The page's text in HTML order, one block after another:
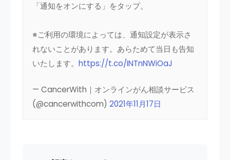
「通知をオンにする」をタップ。
※ご利用の環境によっては、通知設定が表示さ
れないことがあります。あらためて当日も告知
いたします。https://t.co/INTnNWiOaJ
— CancerWith｜オンラインがん相談サービス
(@cancerwithcom)2021年11月17日